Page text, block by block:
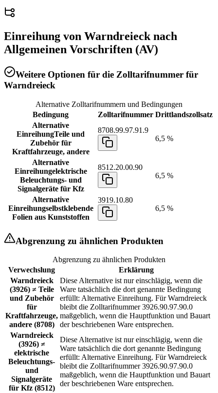
Einreihung von Warndreiecknach
Allgemeinen Vorschriften (AV)
Weitere Optionen für die Zolltarifnummer für
Warndreieck
Alternative Zolltarifnummern und Bedingungen
Bedingung
Zolltarifnummer Drittlandszollsatz
Alternative
EinreihungTeile und
Zubehör für
Kraftfahrzeuge, andere
8708.99.97.91.9
6,5 %
Alternative
Einreihungelektrische
Beleuchtungs- und
Signalgeräte für Kfz
8512.20.00.90
6,5 %
Alternative
Einreihungselbstklebende
Folien aus Kunststoffen
3919.10.80
6,5 %
Abgrenzung zu ähnlichen Produkten
Abgrenzung zu ähnlichen Produkten
Verwechslung
Erklärung
Warndreieck
(3926) ≠ Teile
und Zubehör
für
Kraftfahrzeuge,
andere (8708)
Diese Alternative ist nur einschlägig, wenn die
Ware tatsächlich die dort genannte Bedingung
erfüllt: Alternative Einreihung. Für Warndreieck
bleibt die Zolltarifnummer 3926.90.97.90.0
maßgeblich, wenn die Hauptfunktion und Bauart
der beschriebenen Ware entsprechen.
Warndreieck
(3926) ≠
elektrische
Beleuchtungs-
und
Signalgeräte
für Kfz (8512)
Diese Alternative ist nur einschlägig, wenn die
Ware tatsächlich die dort genannte Bedingung
erfüllt: Alternative Einreihung. Für Warndreieck
bleibt die Zolltarifnummer 3926.90.97.90.0
maßgeblich, wenn die Hauptfunktion und Bauart
der beschriebenen Ware entsprechen.